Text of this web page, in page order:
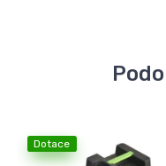
Dotace